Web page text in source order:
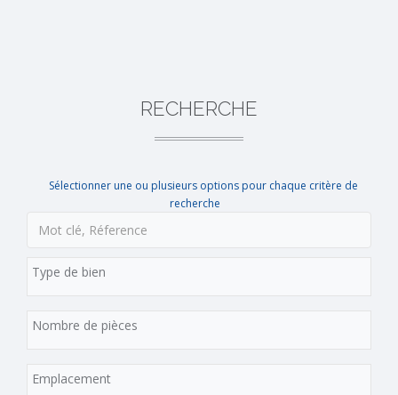
RECHERCHE
Sélectionner une ou plusieurs options pour chaque critère de
recherche